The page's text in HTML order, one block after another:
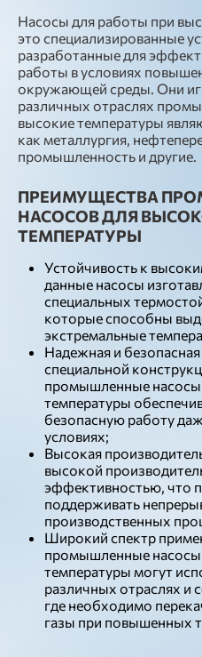
Насосы для работы при
это специализированные
разработанные для
работы в условиях
окружающей среды. Они
различных отраслях
высокие температуры
как металлургия,
промышленность и другие.
ПРЕИМУЩЕСТВА
НАСОСОВ ДЛЯ
ТЕМПЕРАТУРЫ
Устойчивость к
данные насосы
специальных
которые способны
экстремальные
Надежная и
специальной
промышленные насосы
температуры
безопасную работу
условиях;
Высокая
высокой
эффективностью, что
поддерживать
производственных
Широкий спектр
промышленные насосы
температуры могут
различных отраслях и
где необходимо
газы при повышенных